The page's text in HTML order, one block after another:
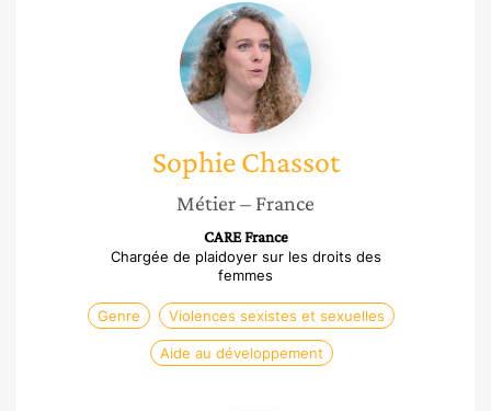
Sophie
Chassot
Sophie Chassot
Métier– France
CARE France
Chargée de plaidoyer sur les droits des
femmes
Genre Violences sexistes et sexuelles
Aide au développement